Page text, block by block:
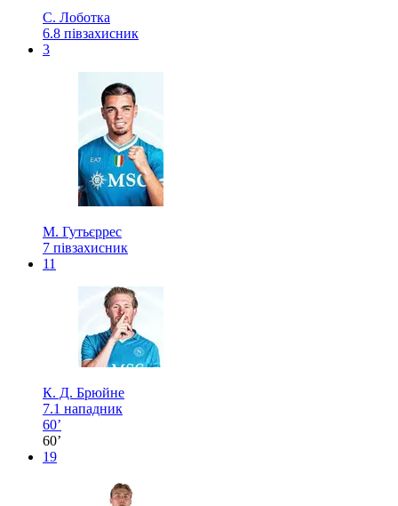
С. Лоботка
6.8 півзахисник
3
М. Гутьєррес
7 півзахисник
11
К. Д. Брюйне
7.1 нападник
60’
60’
19